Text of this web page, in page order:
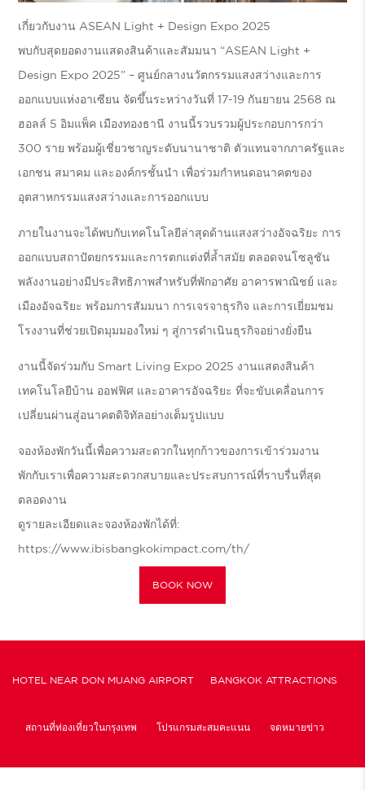
เกี่ยวกับงาน ASEAN Light + Design Expo 2025
พบกับสุดยอดงานแสดงสินค้าและสัมมนา “ASEAN Light +
Design Expo 2025” – ศูนย์กลางนวัตกรรมแสงสว่างและการ
ออกแบบแห่งอาเซียน จัดขึ้นระหว่างวันที่ 17-19 กันยายน 2568 ณ
ฮอลล์ 5 อิมแพ็ค เมืองทองธานี งานนี้รวบรวมผู้ประกอบการกว่า
300 ราย พร้อมผู้เชี่ยวชาญระดับนานาชาติ ตัวแทนจากภาครัฐและ
เอกชน สมาคม และองค์กรชั้นนำ เพื่อร่วมกำหนดอนาคตของ
อุตสาหกรรมแสงสว่างและการออกแบบ
ภายในงานจะได้พบกับเทคโนโลยีล่าสุดด้านแสงสว่างอัจฉริยะ การ
ออกแบบสถาปัตยกรรมและการตกแต่งที่ล้ำสมัย ตลอดจนโซลูชัน
พลังงานอย่างมีประสิทธิภาพสำหรับที่พักอาศัย อาคารพาณิชย์ และ
เมืองอัจฉริยะ พร้อมการสัมมนา การเจรจาธุรกิจ และการเยี่ยมชม
โรงงานที่ช่วยเปิดมุมมองใหม่ ๆ สู่การดำเนินธุรกิจอย่างยั่งยืน
งานนี้จัดร่วมกับ Smart Living Expo 2025 งานแสดงสินค้า
เทคโนโลยีบ้าน ออฟฟิศ และอาคารอัจฉริยะ ที่จะขับเคลื่อนการ
เปลี่ยนผ่านสู่อนาคตดิจิทัลอย่างเต็มรูปแบบ
จองห้องพักวันนี้เพื่อความสะดวกในทุกก้าวของการเข้าร่วมงาน
พักกับเราเพื่อความสะดวกสบายและประสบการณ์ที่ราบรื่นที่สุด
ตลอดงาน
ดูรายละเอียดและจองห้องพักได้ที่:
https://www.ibisbangkokimpact.com/th/
BOOK NOW
HOTEL NEAR DON MUANG AIRPORT BANGKOK ATTRACTIONS
สถานที่ท่องเที่ยวในกรุงเทพ โปรแกรมสะสมคะแนน จดหมายข่าว